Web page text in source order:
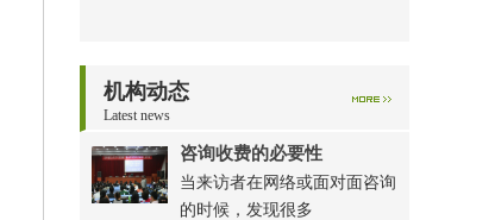
机构动态
Latest news
咨询收费的必要性
当来访者在网络或面对面咨询
的时候，发现很多